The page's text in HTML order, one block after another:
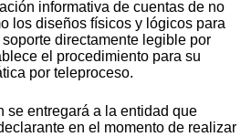
informativa de cuentas de no
los diseños físicos y lógicos para
directamente legible por
el procedimiento para su
por teleproceso.
se entregará a la entidad que
en el momento de realizar